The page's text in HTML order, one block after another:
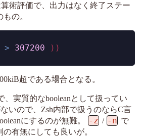
算術評価で、出力はなく終了ステー
の。
> 307200 ))
超である場合となる。
、実質的なbooleanとして扱ってい
ないので、Zsh内部で扱うのならC言
にするのが無難。
-z / -n で
有無にしても良いが。